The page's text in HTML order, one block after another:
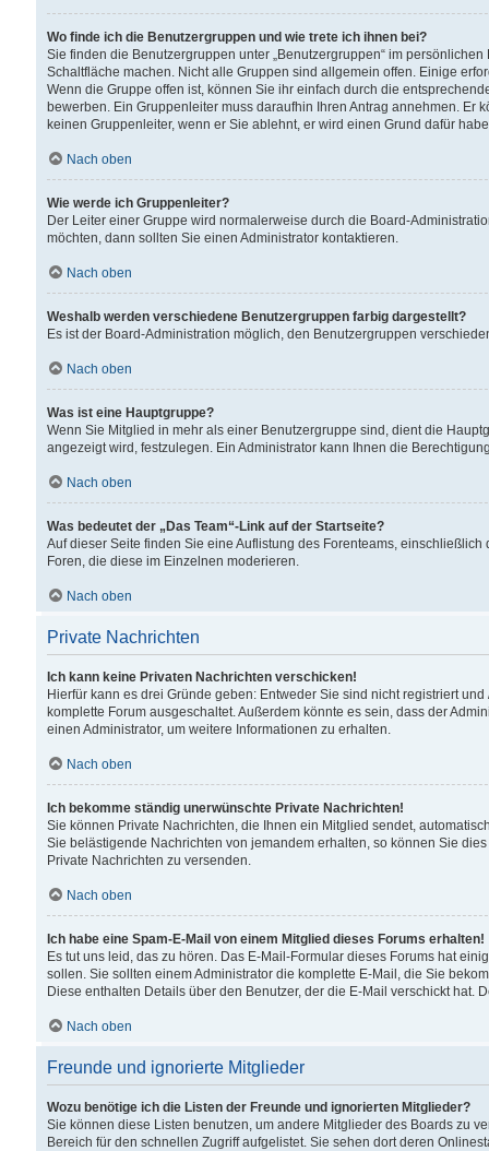
Wo finde ich die Benutzergruppen und wie trete ich ihnen bei?
Sie finden die Benutzergruppen unter „Benutzergruppen“ im
Schaltfläche machen. Nicht alle Gruppen sind allgemein offen. Einige
Wenn die Gruppe offen ist, können Sie ihr einfach durch die
bewerben. Ein Gruppenleiter muss daraufhin Ihren Antrag annehmen.
keinen Gruppenleiter, wenn er Sie ablehnt, er wird einen Grund dafür
Nach oben
Wie werde ich Gruppenleiter?
Der Leiter einer Gruppe wird normalerweise durch die Board-
möchten, dann sollten Sie einen Administrator kontaktieren.
Nach oben
Weshalb werden verschiedene Benutzergruppen farbig dargestellt?
Es ist der Board-Administration möglich, den Benutzergruppen
Nach oben
Was ist eine Hauptgruppe?
Wenn Sie Mitglied in mehr als einer Benutzergruppe sind, dient die
angezeigt wird, festzulegen. Ein Administrator kann Ihnen die
Nach oben
Was bedeutet der „Das Team“-Link auf der Startseite?
Auf dieser Seite finden Sie eine Auflistung des Forenteams,
Foren, die diese im Einzelnen moderieren.
Nach oben
Private Nachrichten
Ich kann keine Privaten Nachrichten verschicken!
Hierfür kann es drei Gründe geben: Entweder Sie sind nicht registriert
komplette Forum ausgeschaltet. Außerdem könnte es sein, dass der
einen Administrator, um weitere Informationen zu erhalten.
Nach oben
Ich bekomme ständig unerwünschte Private Nachrichten!
Sie können Private Nachrichten, die Ihnen ein Mitglied sendet,
Sie belästigende Nachrichten von jemandem erhalten, so können Sie
Private Nachrichten zu versenden.
Nach oben
Ich habe eine Spam-E-Mail von einem Mitglied dieses Forums erhalten!
Es tut uns leid, das zu hören. Das E-Mail-Formular dieses Forums hat
sollen. Sie sollten einem Administrator die komplette E-Mail, die Sie
Diese enthalten Details über den Benutzer, der die E-Mail verschickt hat.
Nach oben
Freunde und ignorierte Mitglieder
Wozu benötige ich die Listen der Freunde und ignorierten Mitglieder?
Sie können diese Listen benutzen, um andere Mitglieder des Boards zu
Bereich für den schnellen Zugriff aufgelistet. Sie sehen dort deren